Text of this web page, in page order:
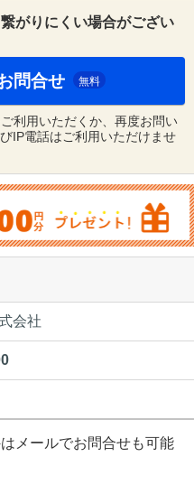
がりにくい場合がござい
問合せ 無料
利用いただくか、再度お問い
IP電話はご利用いただけませ
会社
メールでお問合せも可能